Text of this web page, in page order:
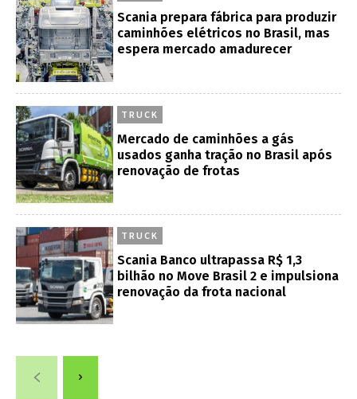
Scania prepara fábrica para produzir
caminhões elétricos no Brasil, mas
espera mercado amadurecer
TRUCK
Mercado de caminhões a gás
usados ganha tração no Brasil após
renovação de frotas
TRUCK
Scania Banco ultrapassa R$ 1,3
bilhão no Move Brasil 2 e impulsiona
renovação da frota nacional